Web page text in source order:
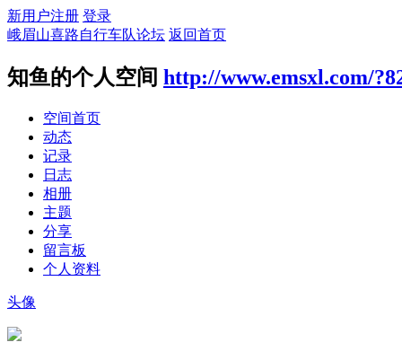
新用户注册 登录
峨眉山喜路自行车队论坛 返回首页
知鱼的个人空间 http://www.emsxl.com/
空间首页
动态
记录
日志
相册
主题
分享
留言板
个人资料
头像